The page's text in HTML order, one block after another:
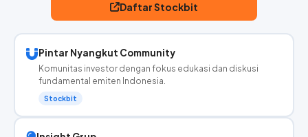
Daftar Stockbit
Pintar Nyangkut Community
Komunitas investor dengan fokus edukasi dan diskusi
fundamental emiten Indonesia.
Stockbit